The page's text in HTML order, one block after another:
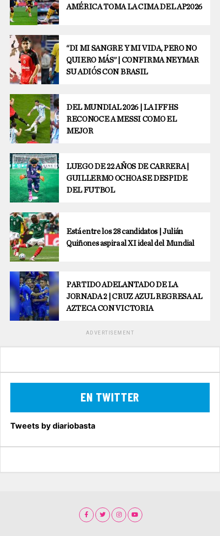
AMÉRICA TOMA LA CIMA DEL AP2026
“DI MI SANGRE Y MI VIDA, PERO NO
QUIERO MÁS” | CONFIRMA NEYMAR
SU ADIÓS CON BRASIL
DEL MUNDIAL 2026 | LA IFFHS
RECONOCE A MESSI COMO EL
MEJOR
LUEGO DE 22 AÑOS DE CARRERA |
GUILLERMO OCHOA SE DESPIDE
DEL FUTBOL
Está entre los 28 candidatos | Julián
Quiñones aspira al XI ideal del Mundial
PARTIDO ADELANTADO DE LA
JORNADA 2 | CRUZ AZUL REGRESA AL
AZTECA CON VICTORIA
ADVERTISEMENT
EN TWITTER
Tweets by diariobasta